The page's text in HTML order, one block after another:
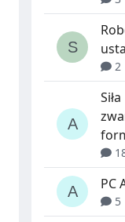
2
Siła
PC
5